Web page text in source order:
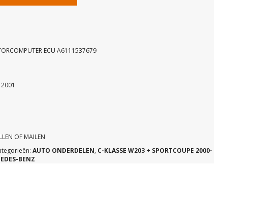
ECU A6111537679
OF MAILEN
AUTO ONDERDELEN, C-KLASSE W203 + SPORTCOUPE 2000-
BENZ